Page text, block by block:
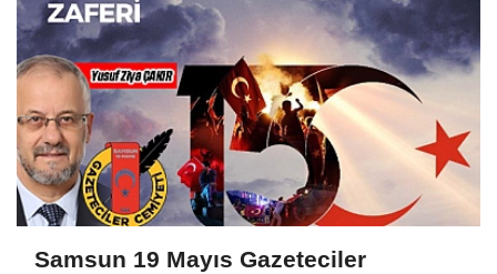
Samsun 19 Mayıs Gazeteciler